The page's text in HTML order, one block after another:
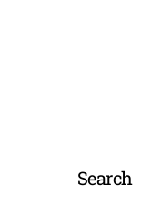
Search